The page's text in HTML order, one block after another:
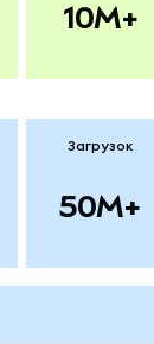
10M+
Загрузок
50M+